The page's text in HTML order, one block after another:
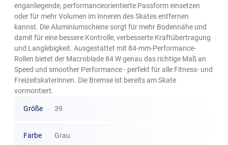
enganliegende, performanceorientierte Passform einsetzen
oder für mehr Volumen im Inneren des Skates entfernen
kannst. Die Aluminiumschiene sorgt für mehr Bodennähe und
damit für eine bessere Kontrolle, verbesserte Kraftübertragung
und Langlebigkeit. Ausgestattet mit 84-mm-Performance-
Rollen bietet der Macroblade 84 W genau das richtige Maß an
Speed und smoother Performance - perfekt für alle Fitness- und
Freizeitskaterinnen. Die Bremse ist bereits am Skate
vormontiert.
Größe 39
Farbe Grau